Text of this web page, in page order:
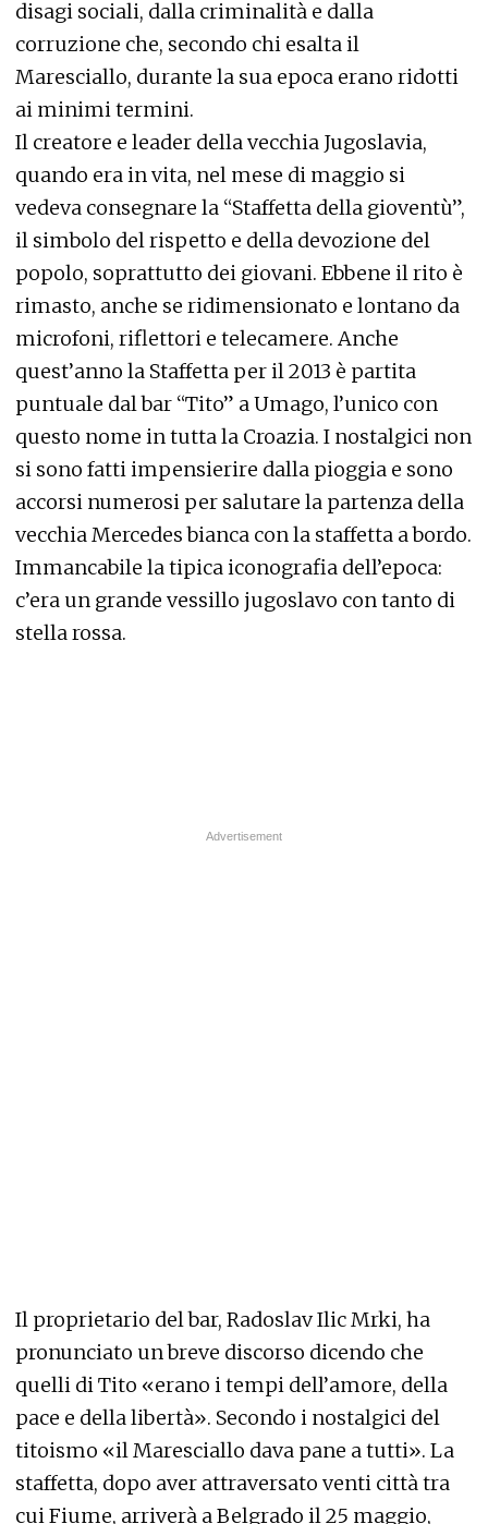
disagi sociali, dalla criminalità e dalla
corruzione che, secondo chi esalta il
Maresciallo, durante la sua epoca erano ridotti
ai minimi termini.
Il creatore e leader della vecchia Jugoslavia,
quando era in vita, nel mese di maggio si
vedeva consegnare la “Staffetta della gioventù”,
il simbolo del rispetto e della devozione del
popolo, soprattutto dei giovani. Ebbene il rito è
rimasto, anche se ridimensionato e lontano da
microfoni, riflettori e telecamere. Anche
quest’anno la Staffetta per il 2013 è partita
puntuale dal bar “Tito” a Umago, l’unico con
questo nome in tutta la Croazia. I nostalgici non
si sono fatti impensierire dalla pioggia e sono
accorsi numerosi per salutare la partenza della
vecchia Mercedes bianca con la staffetta a bordo.
Immancabile la tipica iconografia dell’epoca:
c’era un grande vessillo jugoslavo con tanto di
stella rossa.
Il proprietario del bar, Radoslav Ilic Mrki, ha
pronunciato un breve discorso dicendo che
quelli di Tito «erano i tempi dell’amore, della
pace e della libertà». Secondo i nostalgici del
titoismo «il Maresciallo dava pane a tutti». La
staffetta, dopo aver attraversato venti città tra
cui Fiume, arriverà a Belgrado il 25 maggio,